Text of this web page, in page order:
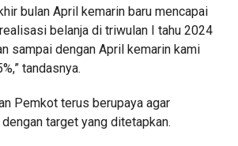
bulan April kemarin baru mencapai
belanja di triwulan I tahu 2024
sampai dengan April kemarin kami
tandasnya.
Pemkot terus berupaya agar
target yang ditetapkan.